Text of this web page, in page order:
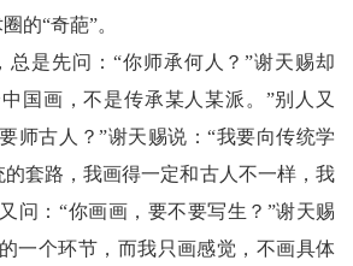
的“奇葩”。
总是先问：“你师承何人？”谢天赐却
国画，不是传承某人某派。”别人又
师古人？”谢天赐说：“我要向传统学
套路，我画得一定和古人不一样，我
问：“你画画，要不要写生？”谢天赐
一个环节，而我只画感觉，不画具体